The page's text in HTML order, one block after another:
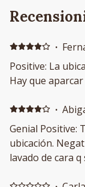
·
Positive: La
Hay que
·
Genial Positive:
ubicación.
lavado de cara q